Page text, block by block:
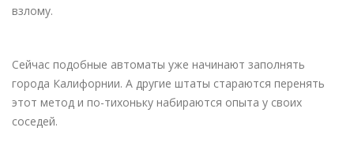
взлому.
Сейчас подобные автоматы уже начинают заполнять
города Калифорнии. А другие штаты стараются перенять
этот метод и по-тихоньку набираются опыта у своих
соседей.